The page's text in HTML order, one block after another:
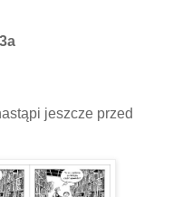
jeszcze przed